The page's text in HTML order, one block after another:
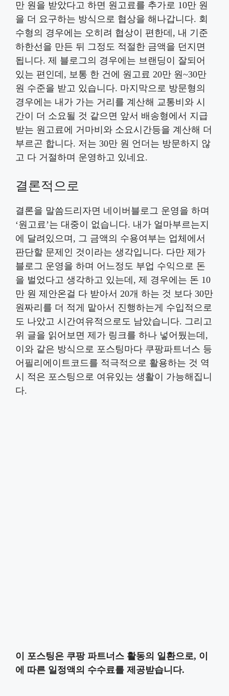
만 원을 받았다고 하면 원고료를 추가로 10만 원
을 더 요구하는 방식으로 협상을 해나갑니다. 회
수형의 경우에는 오히려 협상이 편한데, 내 기준
하한선을 만든 뒤 그정도 적절한 금액을 던지면
됩니다. 제 블로그의 경우에는 브랜딩이 잘되어
있는 편인데, 보통 한 건에 원고료 20만 원~30만
원 수준을 받고 있습니다. 마지막으로 방문형의
경우에는 내가 가는 거리를 계산해 교통비와 시
간이 더 소요될 것 같으면 앞서 배송형에서 지급
받는 원고료에 거마비와 소요시간등을 계산해 더
부르곤 합니다. 저는 30만 원 언더는 방문하지 않
고 다 거절하며 운영하고 있네요.
결론적으로
결론을 말씀드리자면 네이버블로그 운영을 하며
‘원고료’는 대중이 없습니다. 내가 얼마부르는지
에 달려있으며, 그 금액의 수용여부는 업체에서
판단할 문제인 것이라는 생각입니다. 다만 제가
블로그 운영을 하며 어느정도 부업 수익으로 돈
을 벌었다고 생각하고 있는데, 제 경우에는 돈 10
만 원 제안온걸 다 받아서 20개 하는 것 보다 30만
원짜리를 더 적게 맡아서 진행하는게 수입적으로
도 나았고 시간여유적으로도 남았습니다. 그리고
위 글을 읽어보면 제가 링크를 하나 넣어뒀는데,
이와 같은 방식으로 포스팅마다 쿠팡파트너스 등
어필리에이트코드를 적극적으로 활용하는 것 역
시 적은 포스팅으로 여유있는 생활이 가능해집니
다.
이 포스팅은 쿠팡 파트너스 활동의 일환으로, 이
에 따른 일정액의 수수료를 제공받습니다.